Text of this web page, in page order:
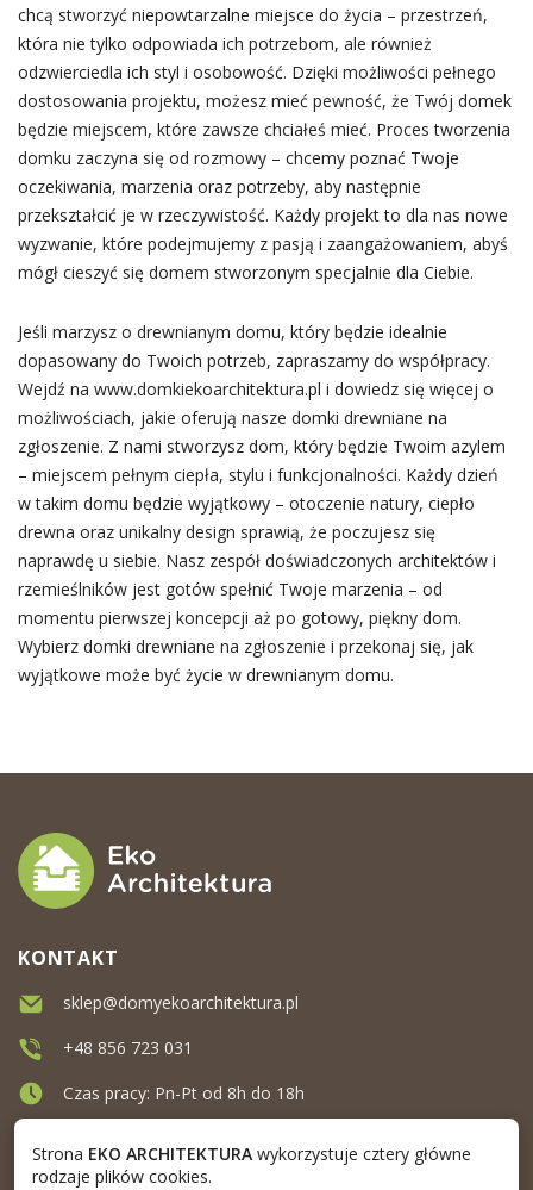
chcą stworzyć niepowtarzalne miejsce do życia – przestrzeń,
która nie tylko odpowiada ich potrzebom, ale również
odzwierciedla ich styl i osobowość. Dzięki możliwości pełnego
dostosowania projektu, możesz mieć pewność, że Twój domek
będzie miejscem, które zawsze chciałeś mieć. Proces tworzenia
domku zaczyna się od rozmowy – chcemy poznać Twoje
oczekiwania, marzenia oraz potrzeby, aby następnie
przekształcić je w rzeczywistość. Każdy projekt to dla nas nowe
wyzwanie, które podejmujemy z pasją i zaangażowaniem, abyś
mógł cieszyć się domem stworzonym specjalnie dla Ciebie.
Jeśli marzysz o drewnianym domu, który będzie idealnie
dopasowany do Twoich potrzeb, zapraszamy do współpracy.
Wejdź na www.domkiekoarchitektura.pl i dowiedz się więcej o
możliwościach, jakie oferują nasze domki drewniane na
zgłoszenie. Z nami stworzysz dom, który będzie Twoim azylem
– miejscem pełnym ciepła, stylu i funkcjonalności. Każdy dzień
w takim domu będzie wyjątkowy – otoczenie natury, ciepło
drewna oraz unikalny design sprawią, że poczujesz się
naprawdę u siebie. Nasz zespół doświadczonych architektów i
rzemieślników jest gotów spełnić Twoje marzenia – od
momentu pierwszej koncepcji aż po gotowy, piękny dom.
Wybierz domki drewniane na zgłoszenie i przekonaj się, jak
wyjątkowe może być życie w drewnianym domu.
KONTAKT
sklep@domyekoarchitektura.pl
+48 856 723 031
Czas pracy: Pn-Pt od 8h do 18h
Strona EKO ARCHITEKTURAwykorzystuje cztery główne
rodzaje plików cookies.